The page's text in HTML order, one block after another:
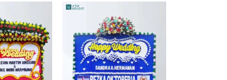
price
was:
Rp999.000.
Current
is:
Rp949.000.